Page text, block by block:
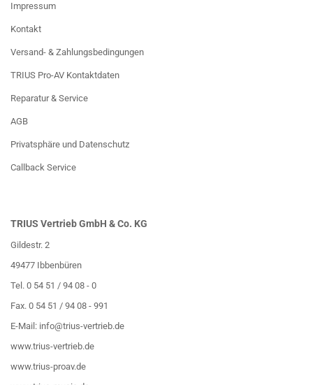
Impressum
Kontakt
Versand- & Zahlungsbedingungen
TRIUS Pro-AV Kontaktdaten
Reparatur & Service
AGB
Privatsphäre und Datenschutz
Callback Service
TRIUS Vertrieb GmbH & Co. KG
Gildestr. 2
49477 Ibbenbüren
Tel. 0 54 51 / 94 08 - 0
Fax. 0 54 51 / 94 08 - 991
E-Mail: info@trius-vertrieb.de
www.trius-vertrieb.de
www.trius-proav.de